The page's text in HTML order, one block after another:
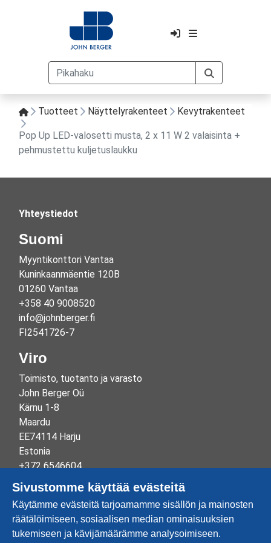
Tuotteet Näyttelyrakenteet Kevytrakenteet
Pop Up LED-valosetti musta, 2 x 11 W 2 valaisinta +
pehmustettu kuljetuslaukku
Yhteystiedot
Suomi
Myyntikonttori Vantaa
Kuninkaanmäentie 120B
01260 Vantaa
+358 40 9008520
info@johnberger.fi
FI2541726-7
Viro
Toimisto, tuotanto ja varasto
John Berger Oü
Kärnu 1-8
Maardu
EE74114 Harju
Estonia
+372 6546604
info@johnberger.ee
Reg.nr 10265834
EE100332513
Sivustomme käyttää evästeitä
Käytämme evästeitä tarjoamamme sisällön ja mainosten
räätälöimiseen, sosiaalisen median ominaisuuksien
tukemiseen ja kävijämäärämme analysoimiseen.